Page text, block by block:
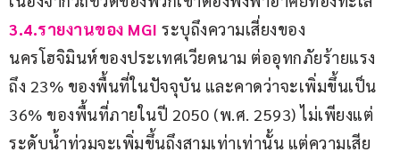
3.4.รายงานของ MGI ระบุถึงความเสี่ยงของ
นครโฮจิมินห์ของประเทศเวียดนาม ต่ออุทกภัยร้ายแรง
ถึง 23% ของพื้นที่ในปัจจุบัน และคาดว่าจะเพิ่มขึ้นเป็น
36% ของพื้นที่ภายในปี 2050 (พ.ศ. 2593) ไม่เพียงแต่
ระดับน้ำท่วมจะเพิ่มขึ้นถึงสามเท่าเท่านั้น แต่ความเสีย